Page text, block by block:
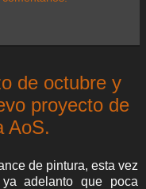
de octubre y
proyecto de
AoS.
de pintura, esta vez
adelanto que poca